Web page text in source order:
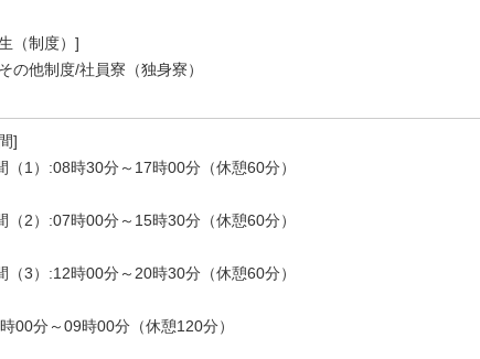
（制度）]
の他制度/社員寮（独身寮）
]
（1）:08時30分～17時00分（休憩60分）
（2）:07時00分～15時30分（休憩60分）
（3）:12時00分～20時30分（休憩60分）
00分～09時00分（休憩120分）